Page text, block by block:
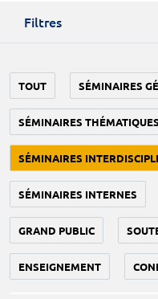
Filtres
TOUT SÉMINAIRES
SÉMINAIRES THÉMATIQUES
SÉMINAIRES
SÉMINAIRES INTERNES
GRAND PUBLIC
ENSEIGNEMENT